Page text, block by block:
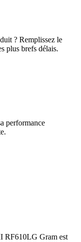
? Remplissez le
plus brefs délais.
performance
RF610LG Gram est